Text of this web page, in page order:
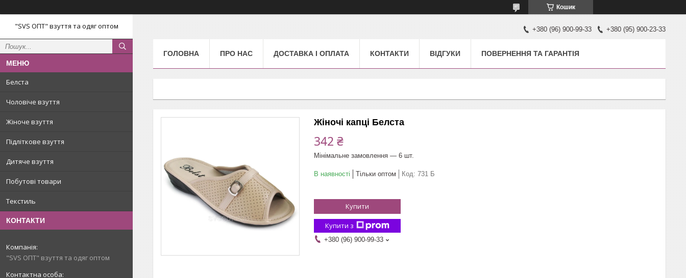
Кошик
"SVS ОПТ" взуття та одяг оптом
Белста
Чоловіче взуття
Жіноче взуття
Підліткове взуття
Дитяче взуття
Побутові товари
Текстиль
КОНТАКТИ
"SVS ОПТ" взуття та одяг оптом
+380 (96) 900-99-33 +380 (95) 900-23-33
ГОЛОВНА ПРО НАС ДОСТАВКА І ОПЛАТА КОНТАКТИ ВІДГУКИ ПОВЕРНЕННЯ ТА ГАРАНТІЯ
Жіночі капці Белста
342 ₴
Мінімальне замовлення — 6 шт.
В наявності Тільки оптом Код: 731 Б
Купити
Купити з
+380 (96) 900-99-33